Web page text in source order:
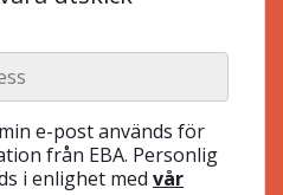
e-post används för
från EBA. Personlig
i enlighet med vår